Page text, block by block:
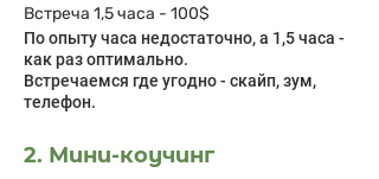
Встреча 1,5 часа - 100$
По опыту часа недостаточно, а 1,5 часа -
как раз оптимально.
Встречаемся где угодно - скайп, зум,
телефон.
2. Мини-коучинг